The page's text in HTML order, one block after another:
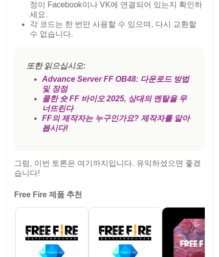
정이 Facebook이나 VK에 연결되어 있는지 확인하
세요.
각 코드는 한 번만 사용할 수 있으며, 다시 교환할
수 없습니다.
또한 읽으십시오:
Advance Server FF OB48: 다운로드 방법
및 장점
쿨한 숏 FF 바이오 2025, 상대의 멘탈을 무
너뜨린다
FF의 제작자는 누구인가요? 제작자를 알아
봅시다!
그럼, 이번 토론은 여기까지입니다. 유익하셨으면 좋겠
습니다!
Free Fire 제품 추천